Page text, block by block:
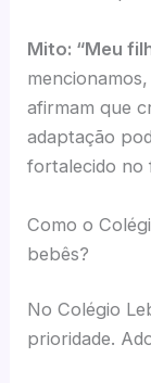
Mito: “Meu
afirmam que
adaptação
fortalecido no
Como o
bebês?
No Colégio
prioridade.